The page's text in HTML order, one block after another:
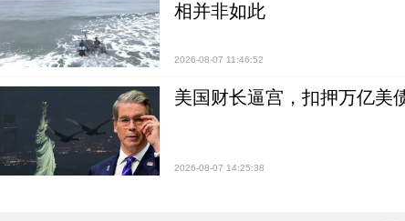
相并非如此
2026-08-07 11:46:52
美国财长逼宫，扣押万亿美
2026-08-07 14:25:38